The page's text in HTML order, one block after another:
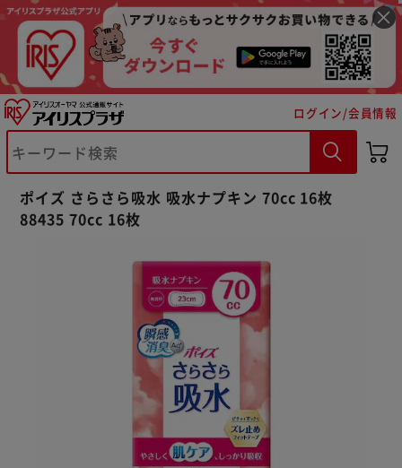
ログイン/会員情報
ポイズ さらさら吸水 吸水ナプキン 70cc 16枚
88435 70cc 16枚
※ご確認ください
カートに入れる 購入手続きへ